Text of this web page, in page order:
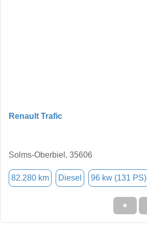
Renault Trafic
Solms-Oberbiel, 35606
82.280 km Diesel 96 kw (131 PS)
★